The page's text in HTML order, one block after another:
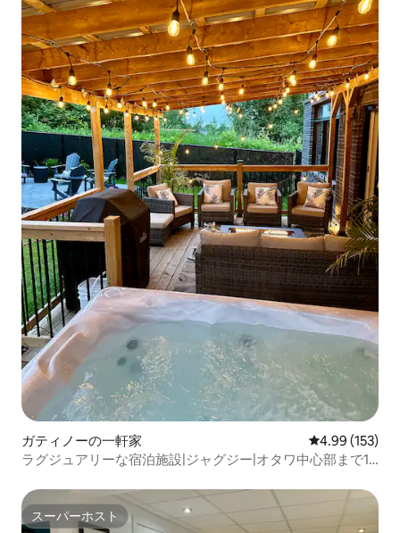
ガティノーの一軒家 レビュー153
4.99 (153)
ラグジュアリーな宿泊施設|ジャグジー|オタワ中心部まで11
スーパーホスト
スーパーホスト